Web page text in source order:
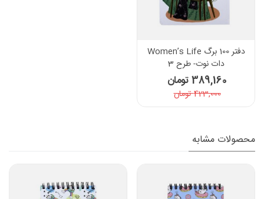
دفتر 100 برگ Women’s Life
دات نوت- طرح 3
389,160 تومان
423,000 تومان
محصولات مشابه